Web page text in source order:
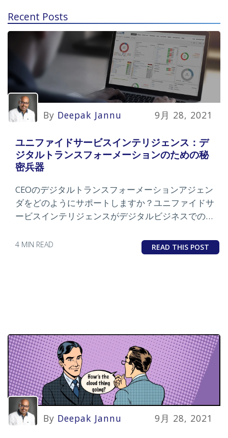
Recent Posts
By Deepak Jannu 9月 28, 2021
ユニファイドサービスインテリジェンス：デ
ジタルトランスフォーメーションのための秘
密兵器
CEOのデジタルトランスフォーメーションアジェン
ダをどのようにサポートしますか？ユニファイドサ
ービスインテリジェンスがデジタルビジネスでの成
4 MIN READ READ THIS POST
By Deepak Jannu 9月 28, 2021